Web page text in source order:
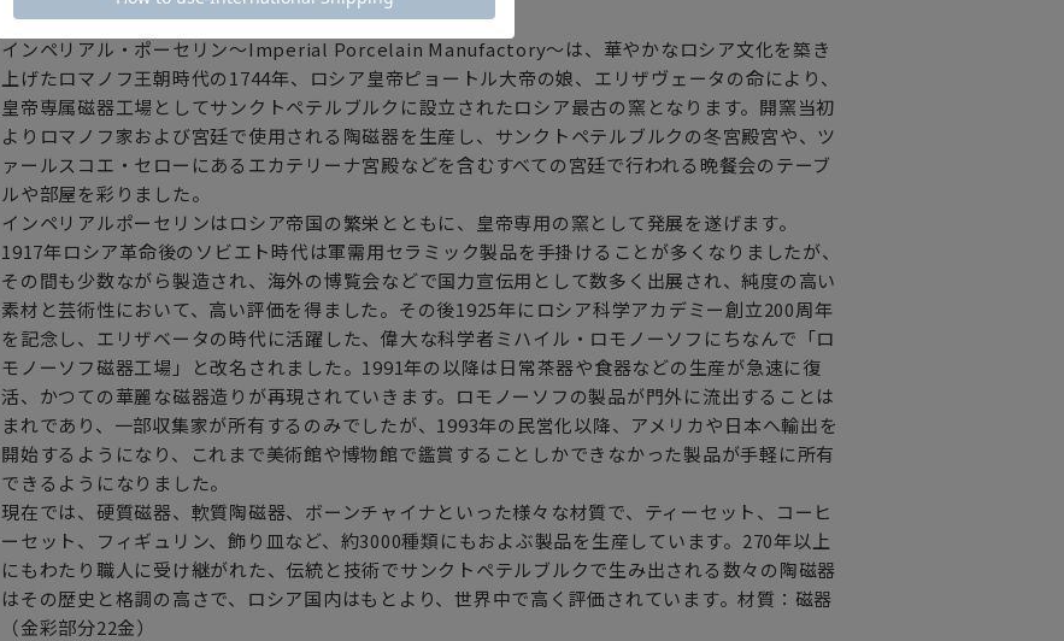
インペリアル・ポーセリン～Imperial Porcelain Manufactory～は、華やかなロシア文化を築き
上げたロマノフ王朝時代の1744年、ロシア皇帝ピョートル大帝の娘、エリザヴェータの命により、
皇帝専属磁器工場としてサンクトペテルブルクに設立されたロシア最古の窯となります。開窯当初
よりロマノフ家および宮廷で使用される陶磁器を生産し、サンクトペテルブルクの冬宮殿宮や、ツ
ァールスコエ・セローにあるエカテリーナ宮殿などを含むすべての宮廷で行われる晩餐会のテーブ
ルや部屋を彩りました。
インペリアルポーセリンはロシア帝国の繁栄とともに、皇帝専用の窯として発展を遂げます。
1917年ロシア革命後のソビエト時代は軍需用セラミック製品を手掛けることが多くなりましたが、
その間も少数ながら製造され、海外の博覧会などで国力宣伝用として数多く出展され、純度の高い
素材と芸術性において、高い評価を得ました。その後1925年にロシア科学アカデミー創立200周年
を記念し、エリザベータの時代に活躍した、偉大な科学者ミハイル・ロモノーソフにちなんで「ロ
モノーソフ磁器工場」と改名されました。1991年の以降は日常茶器や食器などの生産が急速に復
活、かつての華麗な磁器造りが再現されていきます。ロモノーソフの製品が門外に流出することは
まれであり、一部収集家が所有するのみでしたが、1993年の民営化以降、アメリカや日本へ輸出を
開始するようになり、これまで美術館や博物館で鑑賞することしかできなかった製品が手軽に所有
できるようになりました。
現在では、硬質磁器、軟質陶磁器、ボーンチャイナといった様々な材質で、ティーセット、コーヒ
ーセット、フィギュリン、飾り皿など、約3000種類にもおよぶ製品を生産しています。270年以上
にもわたり職人に受け継がれた、伝統と技術でサンクトペテルブルクで生み出される数々の陶磁器
はその歴史と格調の高さで、ロシア国内はもとより、世界中で高く評価されています。材質：磁器
（金彩部分22金）